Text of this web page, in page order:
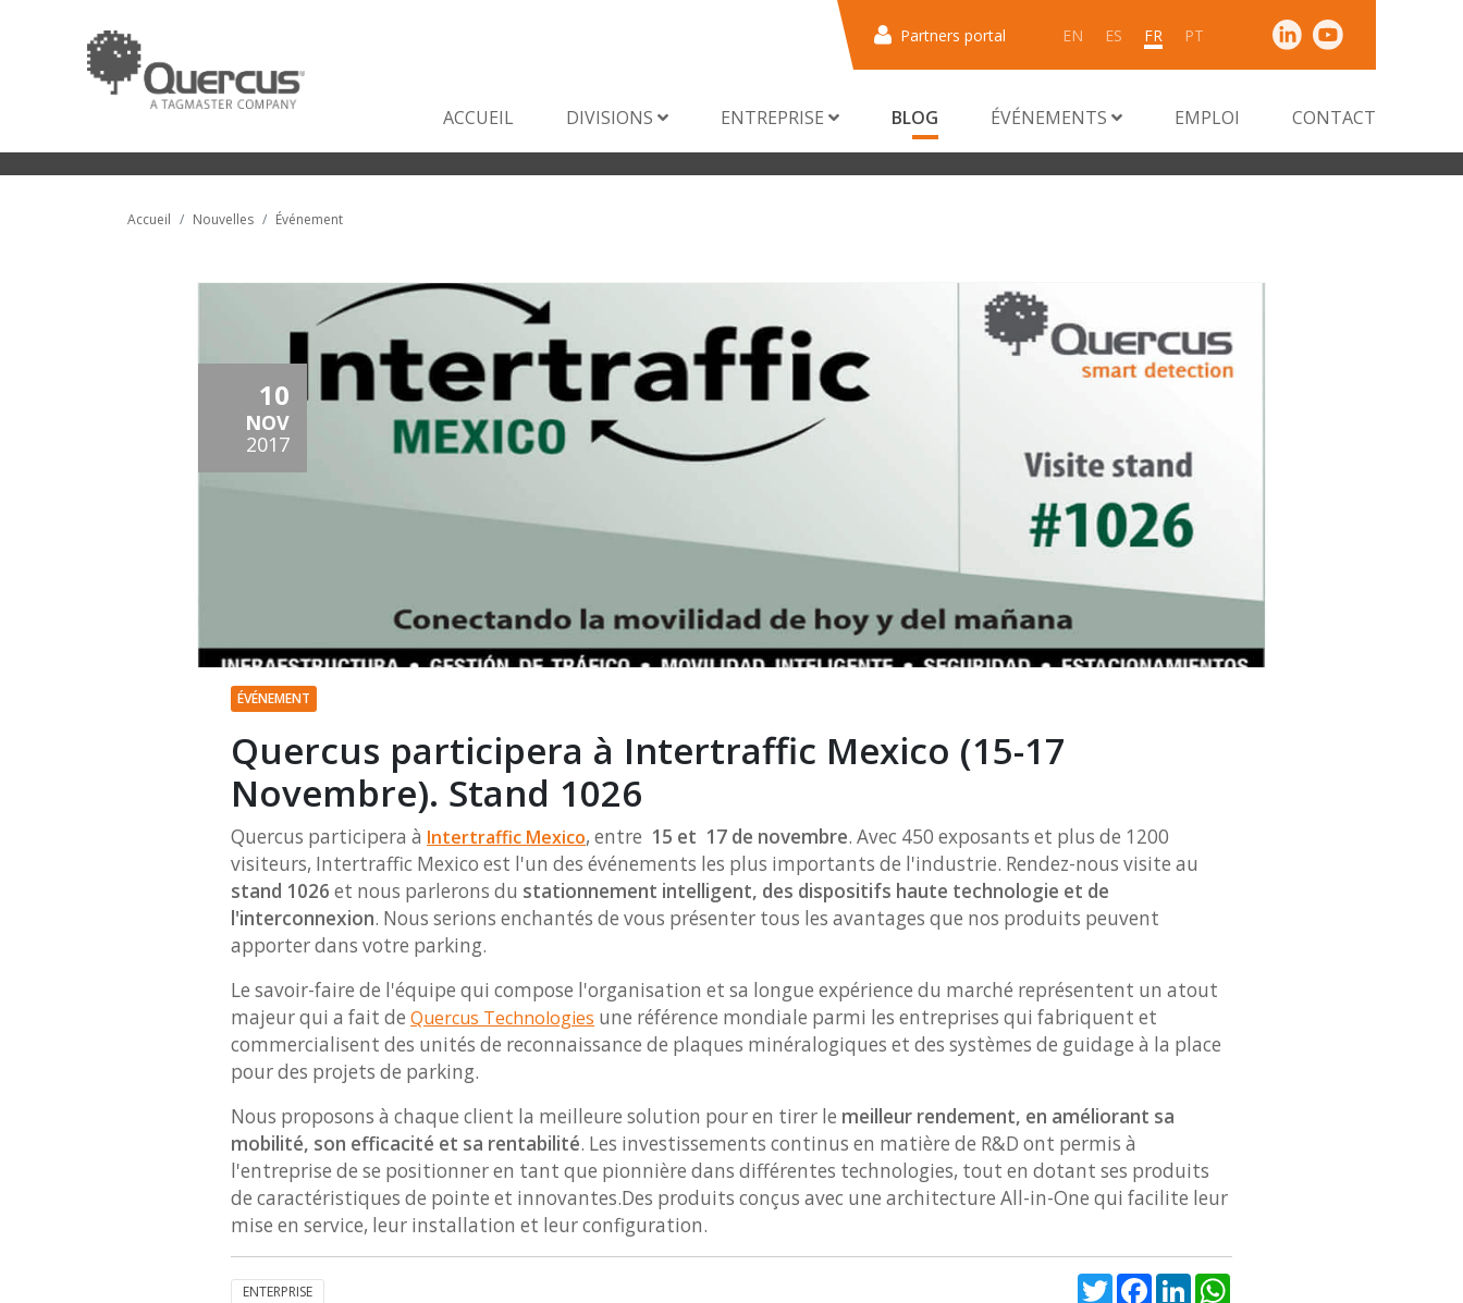
Partners portal EN ES FR PT
ACCUEIL DIVISIONS ENTREPRISE BLOG ÉVÉNEMENTS EMPLOI CONTACT
Accueil Nouvelles Événement
10
NOV
2017
ÉVÉNEMENT
Quercus participera à Intertraffic Mexico (15-17
Novembre). Stand 1026
Quercus participera à Intertraffic Mexico, entre 15 et 17 de novembre. Avec 450 exposants et plus de 1200
visiteurs, Intertraffic Mexico est l'un des événements les plus importants de l'industrie. Rendez-nous visite au
stand 1026 et nous parlerons du stationnement intelligent, des dispositifs haute technologie et de
l'interconnexion. Nous serions enchantés de vous présenter tous les avantages que nos produits peuvent
apporter dans votre parking.
Le savoir-faire de l'équipe qui compose l'organisation et sa longue expérience du marché représentent un atout
majeur qui a fait de Quercus Technologies une référence mondiale parmi les entreprises qui fabriquent et
commercialisent des unités de reconnaissance de plaques minéralogiques et des systèmes de guidage à la place
pour des projets de parking.
Nous proposons à chaque client la meilleure solution pour en tirer le meilleur rendement, en améliorant sa
mobilité, son efficacité et sa rentabilité. Les investissements continus en matière de R&D ont permis à
l'entreprise de se positionner en tant que pionnière dans différentes technologies, tout en dotant ses produits
de caractéristiques de pointe et innovantes.Des produits conçus avec une architecture All-in-One qui facilite leur
mise en service, leur installation et leur configuration.
ENTERPRISE TwitterFacebook
LinkedIn